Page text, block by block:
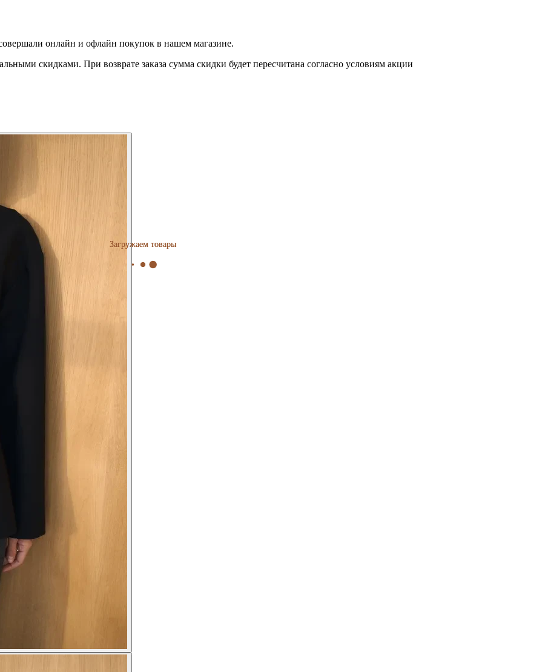
онлайн и офлайн покупок в нашем магазине.
скидками. При возврате заказа сумма скидки будет пересчитана согласно условиям акции
Загружаем товары
Загружаем товары